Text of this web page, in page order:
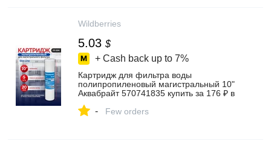
Wildberries
5.03 $
+ Cash back up to 7%
Картридж для фильтра воды
полипропиленовый магистральный 10"
Аквабрайт 570741835 купить за 176 ₽ в
- Few orders